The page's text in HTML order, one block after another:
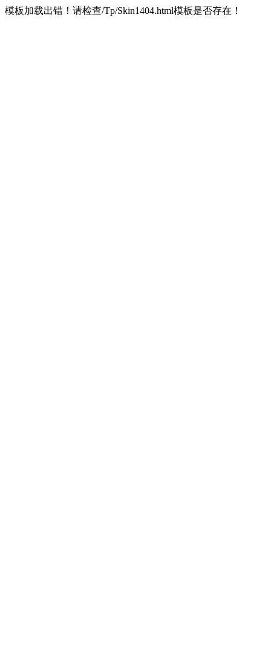
模板加载出错！请检查/Tp/Skin1404.html模板是否存在！